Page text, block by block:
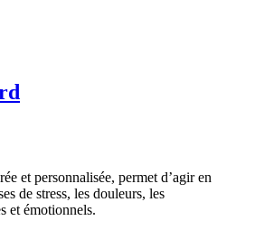
et personnalisée, permet d’agir en
de stress, les douleurs, les
et émotionnels.